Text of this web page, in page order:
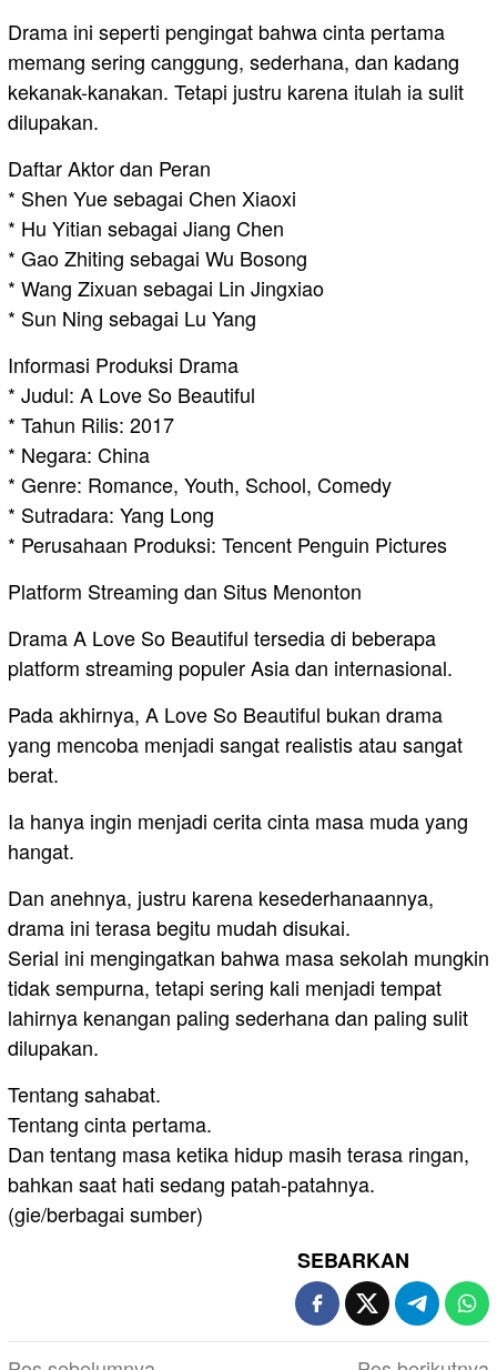
Drama ini seperti pengingat bahwa cinta pertama
memang sering canggung, sederhana, dan kadang
kekanak-kanakan. Tetapi justru karena itulah ia sulit
dilupakan.
Daftar Aktor dan Peran
* Shen Yue sebagai Chen Xiaoxi
* Hu Yitian sebagai Jiang Chen
* Gao Zhiting sebagai Wu Bosong
* Wang Zixuan sebagai Lin Jingxiao
* Sun Ning sebagai Lu Yang
Informasi Produksi Drama
* Judul: A Love So Beautiful
* Tahun Rilis: 2017
* Negara: China
* Genre: Romance, Youth, School, Comedy
* Sutradara: Yang Long
* Perusahaan Produksi: Tencent Penguin Pictures
Platform Streaming dan Situs Menonton
Drama A Love So Beautiful tersedia di beberapa
platform streaming populer Asia dan internasional.
Pada akhirnya, A Love So Beautiful bukan drama
yang mencoba menjadi sangat realistis atau sangat
berat.
Ia hanya ingin menjadi cerita cinta masa muda yang
hangat.
Dan anehnya, justru karena kesederhanaannya,
drama ini terasa begitu mudah disukai.
Serial ini mengingatkan bahwa masa sekolah mungkin
tidak sempurna, tetapi sering kali menjadi tempat
lahirnya kenangan paling sederhana dan paling sulit
dilupakan.
Tentang sahabat.
Tentang cinta pertama.
Dan tentang masa ketika hidup masih terasa ringan,
bahkan saat hati sedang patah-patahnya.
(gie/berbagai sumber)
SEBARKAN